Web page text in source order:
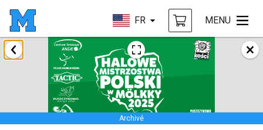
FR MENU
Archivé
janvier 2025
Tournoi Mixte ASPTTOM
18 janv. 2025 France
Indoor Polish Open 2025 - Singles